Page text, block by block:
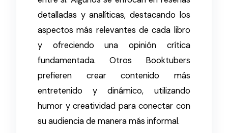
detalladas y analíticas, destacando los
aspectos más relevantes de cada libro
y ofreciendo una opinión crítica
fundamentada. Otros Booktubers
prefieren crear contenido más
entretenido y dinámico, utilizando
humor y creatividad para conectar con
su audiencia de manera más informal.